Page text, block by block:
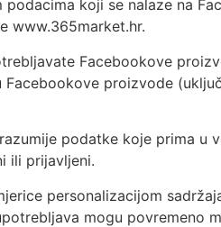
koji se nalaze na
www.365market.hr.
Facebookove
proizvode
podatke koje prima u
ili prijavljeni.
personalizacijom
mogu povremeno